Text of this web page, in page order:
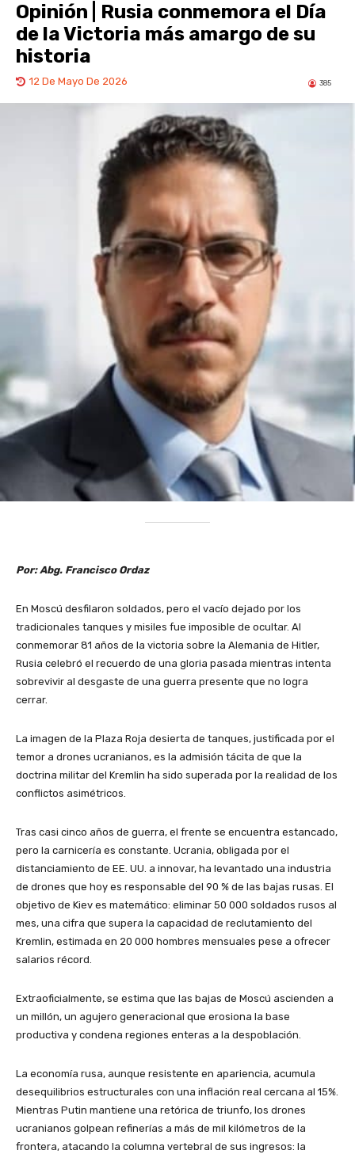
Opinión | Rusia conmemora el Día
de la Victoria más amargo de su
historia
12 De Mayo De 2026 385
Por: Abg. Francisco Ordaz
En Moscú desfilaron soldados, pero el vacío dejado por los
tradicionales tanques y misiles fue imposible de ocultar. Al
conmemorar 81 años de la victoria sobre la Alemania de Hitler,
Rusia celebró el recuerdo de una gloria pasada mientras intenta
sobrevivir al desgaste de una guerra presente que no logra
cerrar.
La imagen de la Plaza Roja desierta de tanques, justificada por el
temor a drones ucranianos, es la admisión tácita de que la
doctrina militar del Kremlin ha sido superada por la realidad de los
conflictos asimétricos.
Tras casi cinco años de guerra, el frente se encuentra estancado,
pero la carnicería es constante. Ucrania, obligada por el
distanciamiento de EE. UU. a innovar, ha levantado una industria
de drones que hoy es responsable del 90 % de las bajas rusas. El
objetivo de Kiev es matemático: eliminar 50 000 soldados rusos al
mes, una cifra que supera la capacidad de reclutamiento del
Kremlin, estimada en 20 000 hombres mensuales pese a ofrecer
salarios récord.
Extraoficialmente, se estima que las bajas de Moscú ascienden a
un millón, un agujero generacional que erosiona la base
productiva y condena regiones enteras a la despoblación.
La economía rusa, aunque resistente en apariencia, acumula
desequilibrios estructurales con una inflación real cercana al 15%.
Mientras Putin mantiene una retórica de triunfo, los drones
ucranianos golpean refinerías a más de mil kilómetros de la
frontera, atacando la columna vertebral de sus ingresos: la